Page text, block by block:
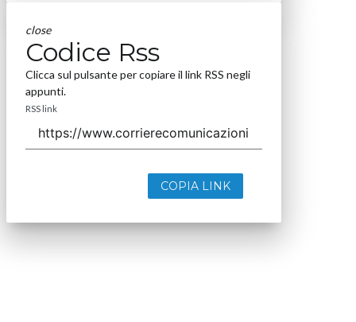
close
Codice Rss
Clicca sul pulsante per copiare il link RSS negli
appunti.
RSS link
COPIA LINK